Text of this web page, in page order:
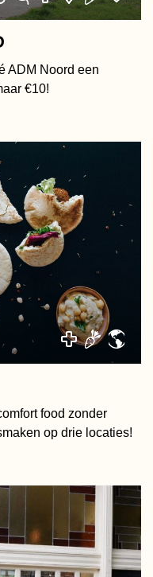
ADM Noord een
€10!
food zonder
op drie locaties!